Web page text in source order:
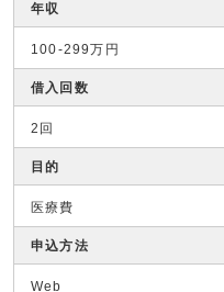
年収
100-299万円
借入回数
2回
目的
医療費
申込方法
Web